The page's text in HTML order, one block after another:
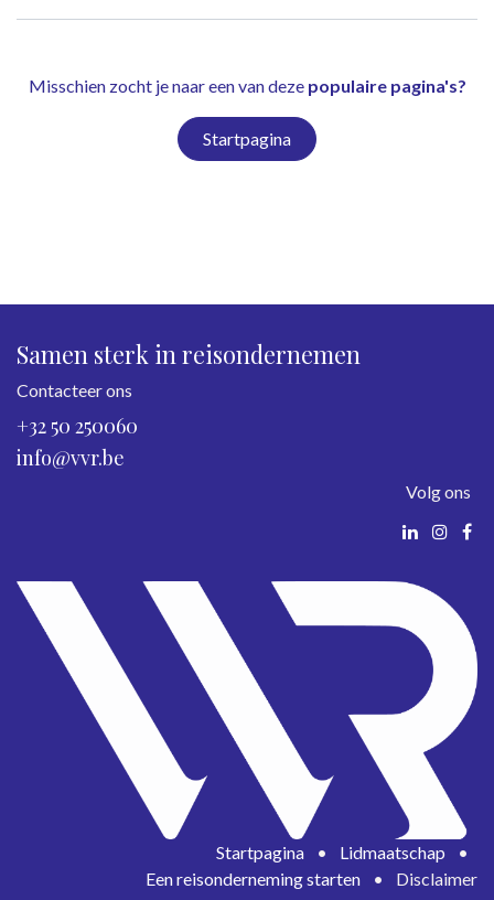
Misschien zocht je naar een van deze populaire pagina's?
Startpagina
Samen sterk in reisondernemen
Contacteer ons
+32 50 250060
info@vvr.be
Volg ons
Startpagina • Lidmaatschap
•
Een reisonderneming starten
• Disclaimer